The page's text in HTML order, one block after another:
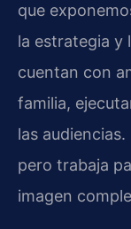
que
la estrategia y
cuentan con
familia,
las
pero trabaja
imagen